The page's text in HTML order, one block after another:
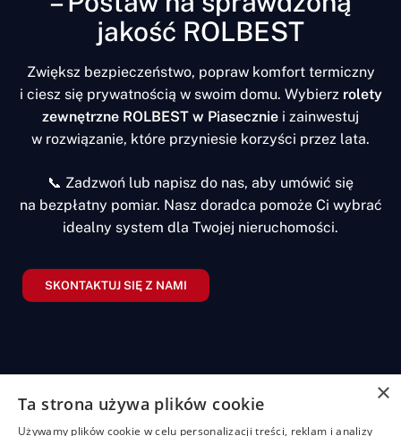
jakość ROLBEST
Zwiększ bezpieczeństwo, popraw komfort termiczny
i ciesz się prywatnością w swoim domu. Wybierz rolety
zewnętrzne ROLBEST w Piasecznie i zainwestuj
w rozwiązanie, które przyniesie korzyści przez lata.
📞 Zadzwoń lub napisz do nas, aby umówić się
na bezpłatny pomiar. Nasz doradca pomoże Ci wybrać
idealny system dla Twojej nieruchomości.
SKONTAKTUJ SIĘ Z NAMI
Żaluzje
RoletyPozostałe Menu
×
Ta strona używa plików cookie
Używamy plików cookie w celu personalizacji treści, reklam i analizy